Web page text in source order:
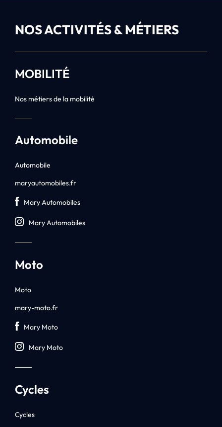
NOS ACTIVITÉS & MÉTIERS
MOBILITÉ
Nos métiers de la mobilité
Automobile
Automobile
maryautomobiles.fr
Mary Automobiles
Mary Automobiles
Moto
Moto
mary-moto.fr
Mary Moto
Mary Moto
Cycles
Cycles